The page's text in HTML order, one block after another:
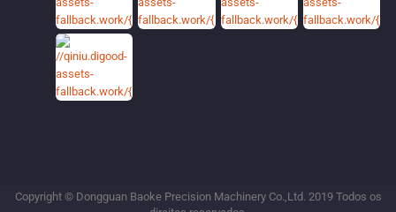
Copyright © Dongguan Baoke Precision Machinery Co.,Ltd. 2019 Todos os